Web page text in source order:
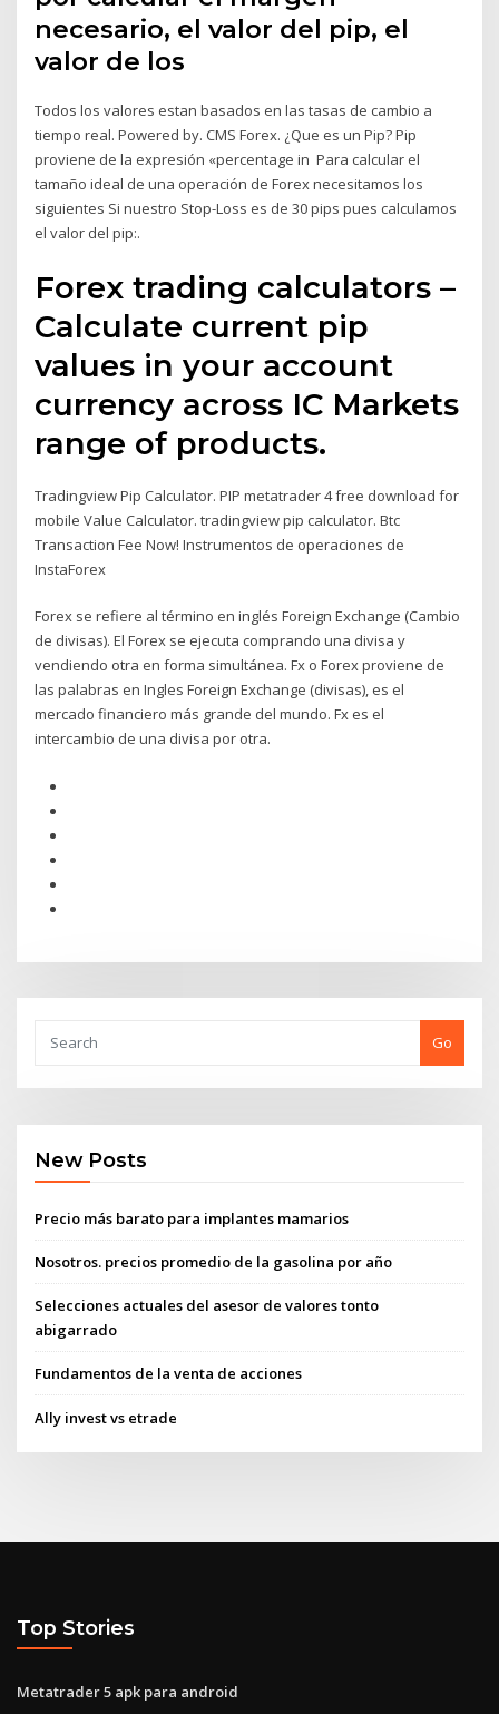
necesario, el valor del pip, el
valor de los
Todos los valores estan basados en las tasas de cambio a
tiempo real. Powered by. CMS Forex. ¿Que es un Pip? Pip
proviene de la expresión «percentage in Para calcular el
tamaño ideal de una operación de Forex necesitamos los
siguientes Si nuestro Stop-Loss es de 30 pips pues calculamos
el valor del pip:.
Forex trading calculators –
Calculate current pip
values in your account
currency across IC Markets
range of products.
Tradingview Pip Calculator. PIP metatrader 4 free download for
mobile Value Calculator. tradingview pip calculator. Btc
Transaction Fee Now! Instrumentos de operaciones de
InstaForex
Forex se refiere al término en inglés Foreign Exchange (Cambio
de divisas). El Forex se ejecuta comprando una divisa y
vendiendo otra en forma simultánea. Fx o Forex proviene de
las palabras en Ingles Foreign Exchange (divisas), es el
mercado financiero más grande del mundo. Fx es el
intercambio de una divisa por otra.
Go
New Posts
Precio más barato para implantes mamarios
Nosotros. precios promedio de la gasolina por año
Selecciones actuales del asesor de valores tonto
abigarrado
Fundamentos de la venta de acciones
Ally invest vs etrade
Top Stories
Metatrader 5 apk para android